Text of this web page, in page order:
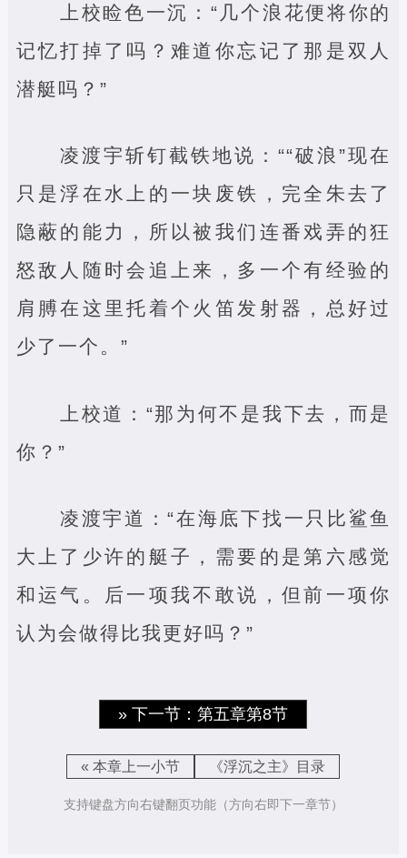
上校睑色一沉：“几个浪花便将你的
记忆打掉了吗？难道你忘记了那是双人
潜艇吗？”
凌渡宇斩钉截铁地说：““破浪”现在
只是浮在水上的一块废铁，完全朱去了
隐蔽的能力，所以被我们连番戏弄的狂
怒敌人随时会追上来，多一个有经验的
肩膊在这里托着个火笛发射器，总好过
少了一个。”
上校道：“那为何不是我下去，而是
你？”
凌渡宇道：“在海底下找一只比鲨鱼
大上了少许的艇子，需要的是第六感觉
和运气。后一项我不敢说，但前一项你
认为会做得比我更好吗？”
» 下一节：第五章第8节
« 本章上一小节 《浮沉之主》目录
支持键盘方向右键翻页功能（方向右即下一章节）